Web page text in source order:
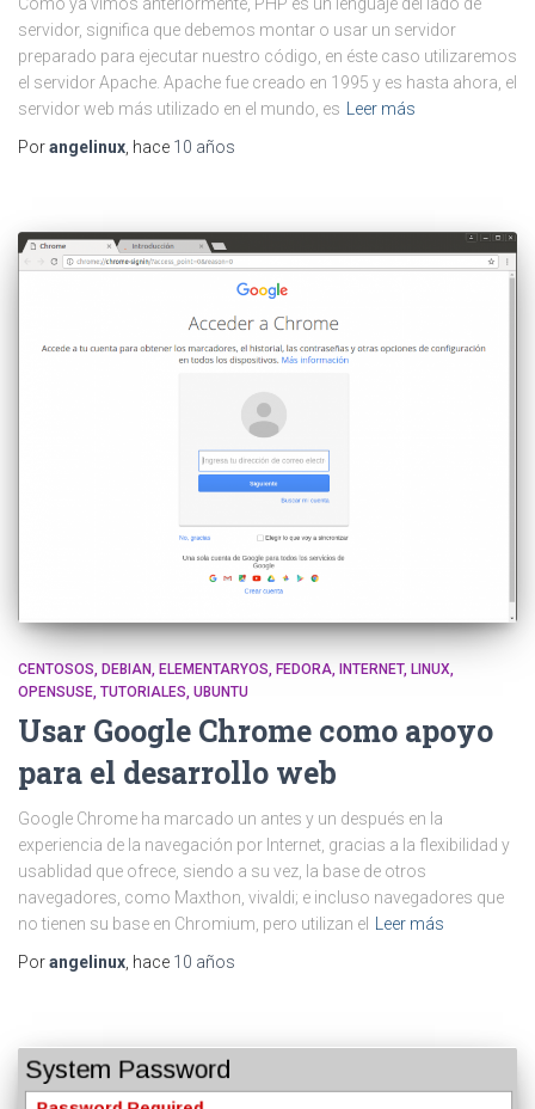
servidor, significa que debemos montar o usar un servidor
preparado para ejecutar nuestro código, en éste caso utilizaremos
el servidor Apache. Apache fue creado en 1995 y es hasta ahora, el
servidor web más utilizado en el mundo, es
Leer más
Porangelinux , hace 10 años
CENTOSOS DEBIAN ELEMENTARYOS FEDORA INTERNET LINUX
OPENSUSE TUTORIALES UBUNTU
Usar Google Chrome como apoyo
para el desarrollo web
Google Chrome ha marcado un antes y un después en la
experiencia de la navegación por Internet, gracias a la flexibilidad y
usablidad que ofrece, siendo a su vez, la base de otros
navegadores, como Maxthon, vivaldi; e incluso navegadores que
no tienen su base en Chromium, pero utilizan el Leer más
Porangelinux , hace 10 años